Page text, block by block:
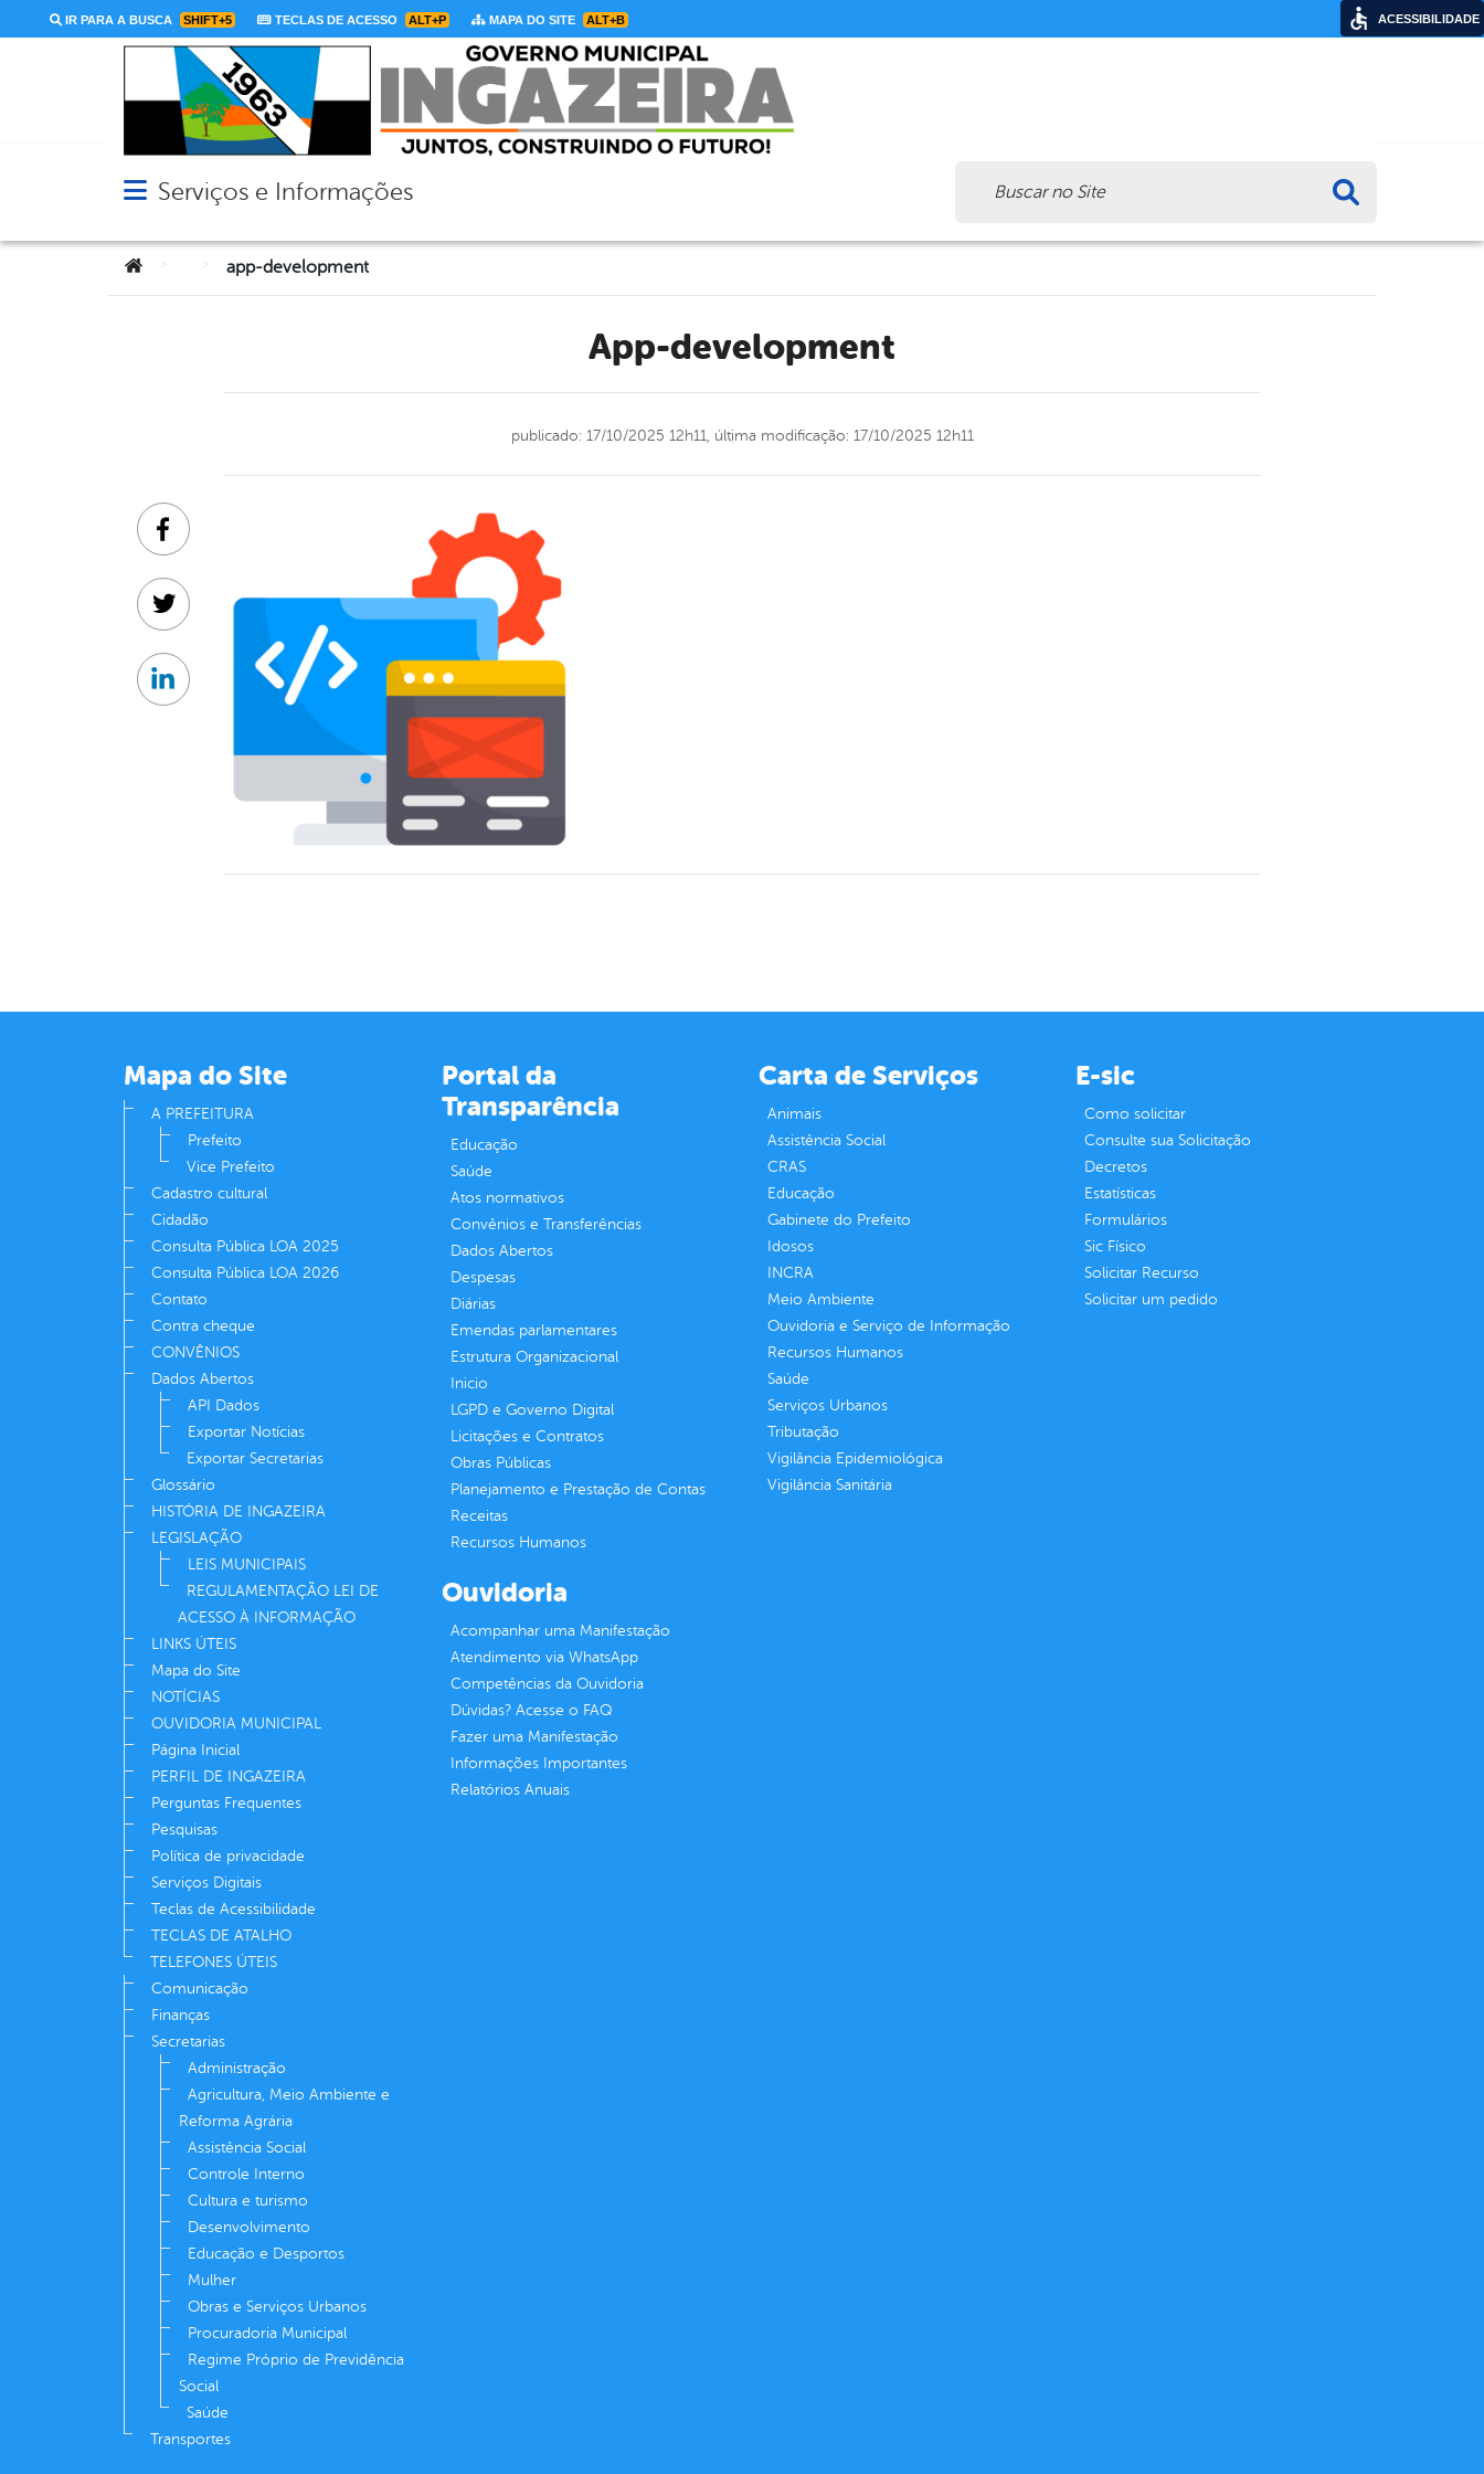
IR PARA A BUSCA SHIFT+5 TECLAS DE ACESSO ALT+P MAPA DO SITE ALT+B
Abrir menu principal de navegação
Serviços e Informações
Você está aqui:app-development
app-development
publicado: 17/10/2025 12h11, última modificação: 17/10/2025 12h11
Facebook
Twitter
Linkedin
Mapa do Site
A PREFEITURA
Prefeito
Vice Prefeito
Cadastro cultural
Cidadão
Consulta Pública LOA 2025
Consulta Pública LOA 2026
Contato
Contra cheque
CONVÊNIOS
Dados Abertos
API Dados
Exportar Notícias
Exportar Secretarias
Glossário
HISTÓRIA DE INGAZEIRA
LEGISLAÇÃO
LEIS MUNICIPAIS
REGULAMENTAÇÃO LEI DE
ACESSO À INFORMAÇÃO
LINKS ÚTEIS
Mapa do Site
NOTÍCIAS
OUVIDORIA MUNICIPAL
Página Inicial
PERFIL DE INGAZEIRA
Perguntas Frequentes
Pesquisas
Política de privacidade
Serviços Digitais
Teclas de Acessibilidade
TECLAS DE ATALHO
TELEFONES ÚTEIS
Comunicação
Finanças
Secretarias
Administração
Agricultura, Meio Ambiente e
Reforma Agrária
Assistência Social
Controle Interno
Cultura e turismo
Desenvolvimento
Educação e Desportos
Mulher
Obras e Serviços Urbanos
Procuradoria Municipal
Regime Próprio de Previdência
Social
Saúde
Transportes
Portal da
Transparência
Educação
Saúde
Atos normativos
Convênios e Transferências
Dados Abertos
Despesas
Diárias
Emendas parlamentares
Estrutura Organizacional
Inicio
LGPD e Governo Digital
Licitações e Contratos
Obras Públicas
Planejamento e Prestação de Contas
Receitas
Recursos Humanos
Carta de Serviços
Animais
Assistência Social
CRAS
Educação
Gabinete do Prefeito
Idosos
INCRA
Meio Ambiente
Ouvidoria e Serviço de Informação
Recursos Humanos
Saúde
Serviços Urbanos
Tributação
Vigilância Epidemiológica
Vigilância Sanitária
E-sic
Como solicitar
Consulte sua Solicitação
Decretos
Estatísticas
Formulários
Sic Físico
Solicitar Recurso
Solicitar um pedido
Ouvidoria
Acompanhar uma Manifestação
Atendimento via WhatsApp
Competências da Ouvidoria
Dúvidas? Acesse o FAQ
Fazer uma Manifestação
Informações Importantes
Relatórios Anuais
ACESSIBILIDADE